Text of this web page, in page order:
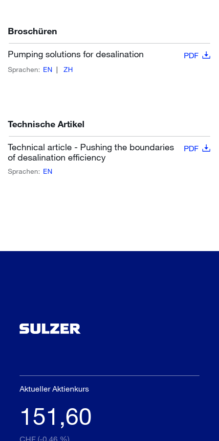
Broschüren
Pumping solutions for desalination PDF
Sprachen: EN ZH
Technische Artikel
Technical article - Pushing the boundaries
of desalination efficiency
PDF
Sprachen: EN
Aktueller Aktienkurs
151,60
CHF (-0,46 %)